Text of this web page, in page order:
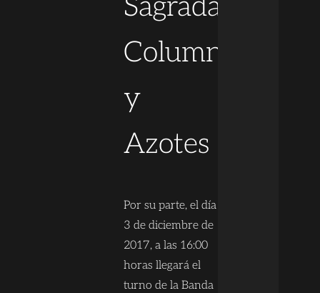
Sagrada
Columna
y
Azotes
Por su parte, el día
3 de diciembre de
2017, a las 16:00
horas llegará el
turno de la Banda